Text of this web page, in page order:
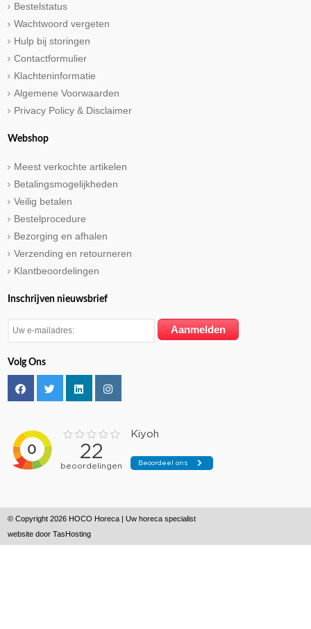
Bestelstatus
Wachtwoord vergeten
Hulp bij storingen
Contactformulier
Klachteninformatie
Algemene Voorwaarden
Privacy Policy & Disclaimer
Webshop
Meest verkochte artikelen
Betalingsmogelijkheden
Veilig betalen
Bestelprocedure
Bezorging en afhalen
Verzending en retourneren
Klantbeoordelingen
Inschrijven nieuwsbrief
Volg Ons
© Copyright 2026 HOCO Horeca | Uw horeca specialist
website doorTasHosting